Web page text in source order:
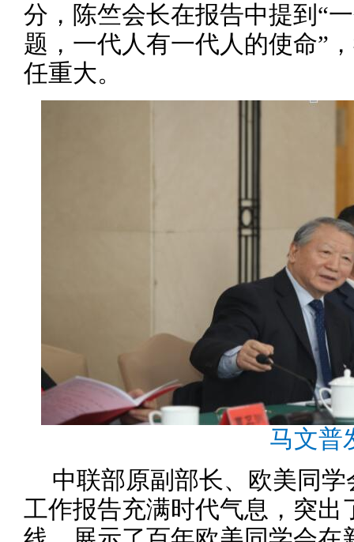
分，陈竺会长在报告中提到“
题，一代人有一代人的使命”
任重大。
马文普
中联部原副部长、欧美同
工作报告充满时代气息，突出